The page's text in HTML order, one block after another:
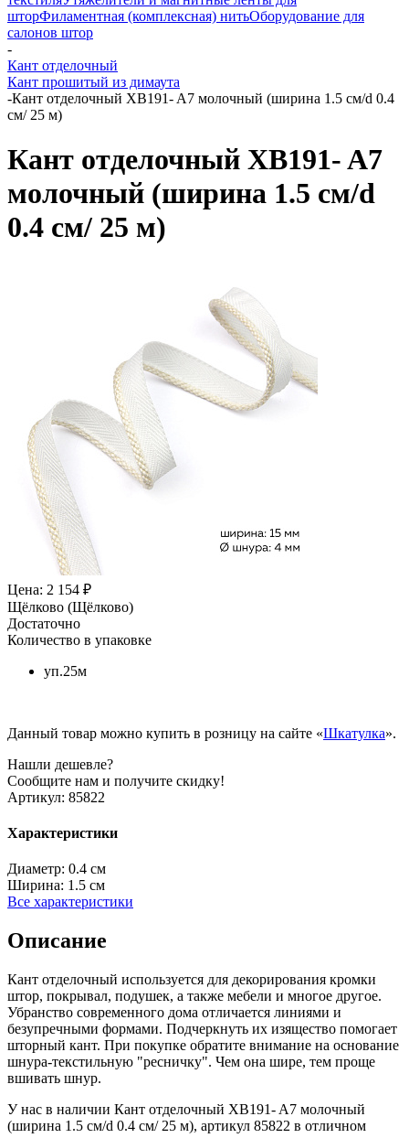
шторФиламентная (комплексная) нитьОборудование для
салонов штор
-
Кант отделочный
Кант прошитый из димаута
-Кант отделочный XB191- A7 молочный (ширина 1.5 см/d 0.4
см/ 25 м)
Кант отделочный XB191- A7
молочный (ширина 1.5 см/d
0.4 см/ 25 м)
Цена: 2 154 ₽
Щёлково (Щёлково)
Достаточно
Количество в упаковке
уп.25м
Данный товар можно купить в розницу на сайте «Шкатулка».
Нашли дешевле?
Сообщите нам и получите скидку!
Артикул: 85822
Характеристики
Диаметр: 0.4 см
Ширина: 1.5 см
Все характеристики
Описание
Кант отделочный используется для декорирования кромки
штор, покрывал, подушек, а также мебели и многое другое.
Убранство современного дома отличается линиями и
безупречными формами. Подчеркнуть их изящество помогает
шторный кант. При покупке обратите внимание на основание
шнура-текстильную "ресничку". Чем она шире, тем проще
вшивать шнур.
У нас в наличии Кант отделочный XB191- A7 молочный
(ширина 1.5 см/d 0.4 см/ 25 м), артикул 85822 в отличном